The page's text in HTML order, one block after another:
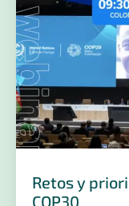
Retos y
COP30